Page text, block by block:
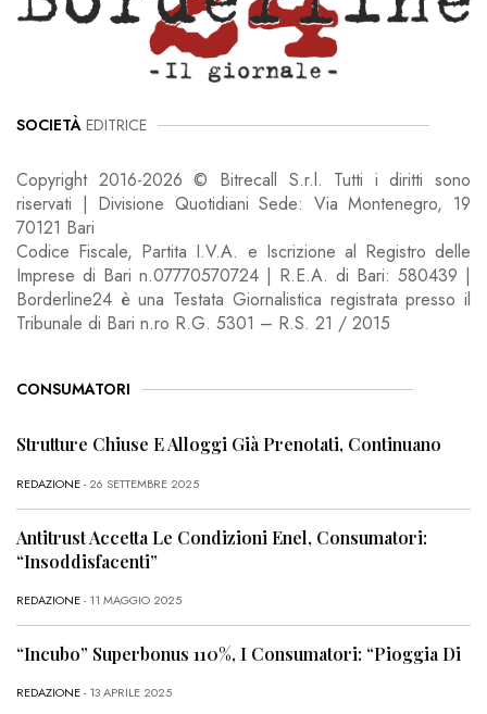
SOCIETÀ EDITRICE
Copyright 2016-2026 © Bitrecall S.r.l. Tutti i diritti sono
riservati | Divisione Quotidiani Sede: Via Montenegro, 19
70121 Bari
Codice Fiscale, Partita I.V.A. e Iscrizione al Registro delle
Imprese di Bari n.07770570724 | R.E.A. di Bari: 580439 |
Borderline24 è una Testata Giornalistica registrata presso il
Tribunale di Bari n.ro R.G. 5301 – R.S. 21 / 2015
CONSUMATORI
Strutture Chiuse E Alloggi Già Prenotati, Continuano
REDAZIONE- 26 SETTEMBRE 2025
Antitrust Accetta Le Condizioni Enel, Consumatori:
“Insoddisfacenti”
REDAZIONE- 11 MAGGIO 2025
“Incubo” Superbonus 110%, I Consumatori: “Pioggia Di
REDAZIONE- 13 APRILE 2025